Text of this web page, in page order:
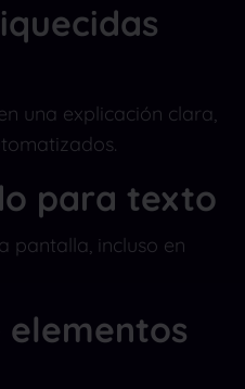
una explicación clara,
para texto
pantalla, incluso en
elementos